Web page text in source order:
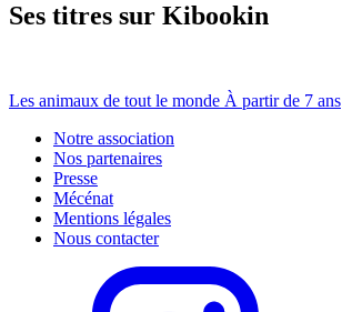
Ses titres sur Kibookin
Les animaux de tout le monde À partir de 7 ans
Notre association
Nos partenaires
Presse
Mécénat
Mentions légales
Nous contacter